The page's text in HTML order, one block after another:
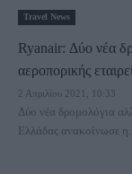
Travel News
Ryanair: Δύο νέα
αεροπορικής
2 Απριλίου 2021, 10:33
Δύο νέα δρομολόγια
Ελλάδας ανακοίνωσε